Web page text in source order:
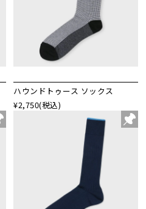
ハウンドトゥース ソックス
¥2,750(税込)